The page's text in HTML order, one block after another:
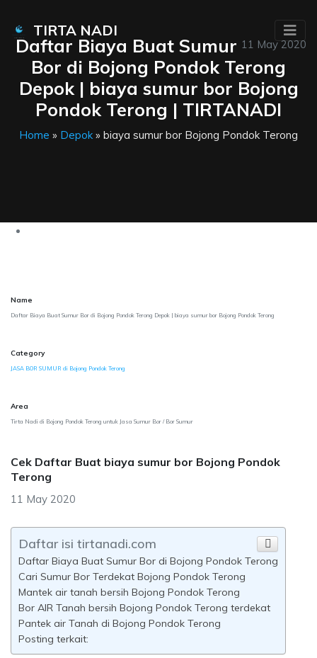
TIRTA NADI
11 May 2020
Daftar Biaya Buat Sumur
Bor di Bojong Pondok Terong
Depok | biaya sumur bor Bojong
Pondok Terong | TIRTANADI
Home » Depok» biaya sumur bor Bojong Pondok Terong
Name
Daftar Biaya Buat Sumur Bor di Bojong Pondok Terong Depok | biaya sumur bor Bojong Pondok Terong
Category
JASA BOR SUMUR di Bojong Pondok Terong
Area
Tirta Nadi di Bojong Pondok Terong untuk Jasa Sumur Bor / Bor Sumur
Cek Daftar Buat biaya sumur bor Bojong Pondok
Terong
11 May 2020
Daftar isi tirtanadi.com
Daftar Biaya Buat Sumur Bor di Bojong Pondok Terong
Cari Sumur Bor Terdekat Bojong Pondok Terong
Mantek air tanah bersih Bojong Pondok Terong
Bor AIR Tanah bersih Bojong Pondok Terong terdekat
Pantek air Tanah di Bojong Pondok Terong
Posting terkait: